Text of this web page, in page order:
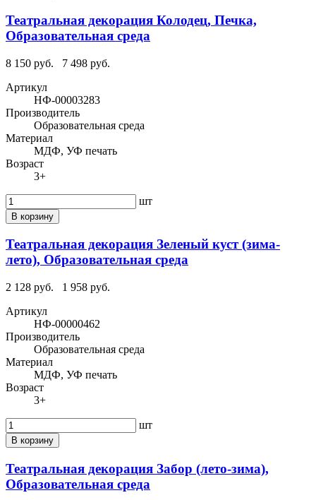
Театральная декорация Колодец, Печка,
Образовательная среда
8 150 руб.
7 498 руб.
Артикул
НФ-00003283
Производитель
Образовательная среда
Материал
МДФ, УФ печать
Возраст
3+
шт
В корзину
Театральная декорация Зеленый куст (зима-
лето), Образовательная среда
2 128 руб.
1 958 руб.
Артикул
НФ-00000462
Производитель
Образовательная среда
Материал
МДФ, УФ печать
Возраст
3+
шт
В корзину
Театральная декорация Забор (лето-зима),
Образовательная среда